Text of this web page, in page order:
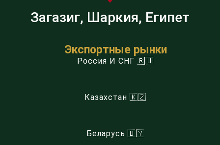
Экспортные рынки
Россия И СНГ 🇷🇺
Казахстан 🇰🇿
Беларусь 🇧🇾
Загазиг, Шаркия, Египет